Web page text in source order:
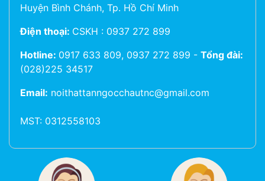
Huyện Bình Chánh, Tp. Hồ Chí Minh
Điện thoại: CSKH : 0937 272 899
Hotline: 0917 633 809, 0937 272 899 - Tổng đài:
(028)225 34517
Email: noithattanngocchautnc@gmail.com
MST: 0312558103